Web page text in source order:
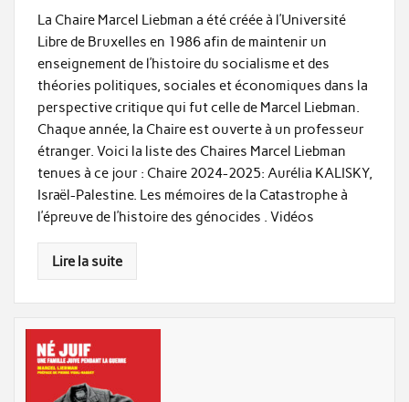
La Chaire Marcel Liebman a été créée à l’Université
Libre de Bruxelles en 1986 afin de maintenir un
enseignement de l’histoire du socialisme et des
théories politiques, sociales et économiques dans la
perspective critique qui fut celle de Marcel Liebman.
Chaque année, la Chaire est ouverte à un professeur
étranger. Voici la liste des Chaires Marcel Liebman
tenues à ce jour : Chaire 2024-2025: Aurélia KALISKY,
Israël-Palestine. Les mémoires de la Catastrophe à
l’épreuve de l’histoire des génocides . Vidéos
Lire la suite